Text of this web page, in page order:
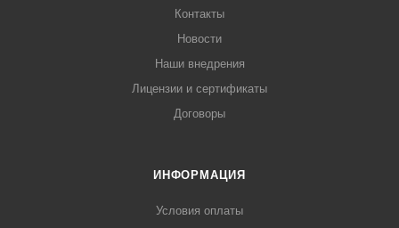
Контакты
Новости
Наши внедрения
Лицензии и сертификаты
Договоры
ИНФОРМАЦИЯ
Условия оплаты